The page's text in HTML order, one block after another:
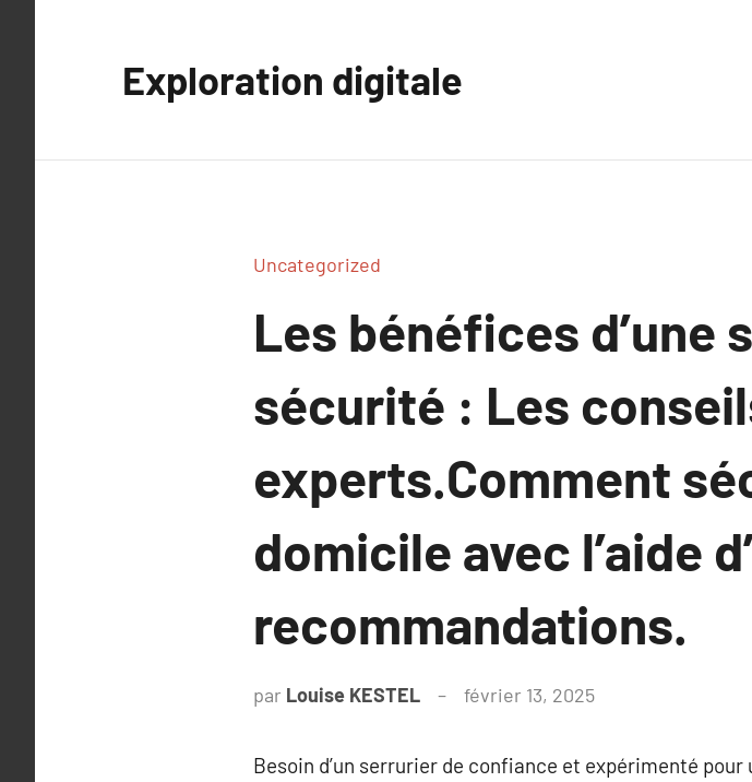
Exploration digitale
Uncategorized
Les bénéfices d’une
sécurité : Les
experts.Comment
domicile avec l’aide
recommandations.
par Louise KESTEL février 13, 2025
Besoin d’un serrurier de confiance et expérimenté